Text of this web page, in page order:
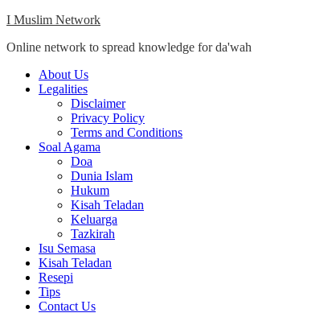
Skip
content
I Muslim Network
Online network to spread knowledge for da'wah
Close
Menu
About Us
Legalities
Disclaimer
Privacy Policy
Terms and Conditions
Soal Agama
Doa
Dunia Islam
Hukum
Kisah Teladan
Keluarga
Tazkirah
Isu Semasa
Kisah Teladan
Resepi
Tips
Contact Us